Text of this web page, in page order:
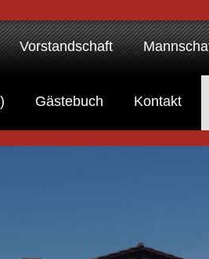
Vorstandschaft
Gästebuch Kontakt